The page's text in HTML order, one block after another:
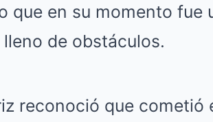
que en su momento fue
de obstáculos.
reconoció que cometió